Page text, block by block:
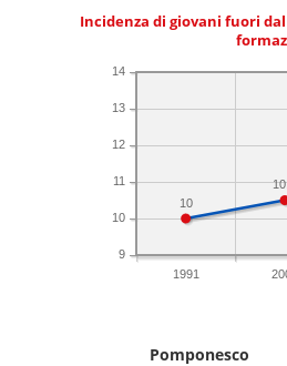
Incidenza di giovani fuori
1991
9
10
11
12
13
14
10
Pomponesco